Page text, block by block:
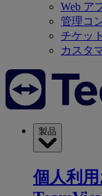
Web ア
管理コ
チケット
カスタ
製品
個人利